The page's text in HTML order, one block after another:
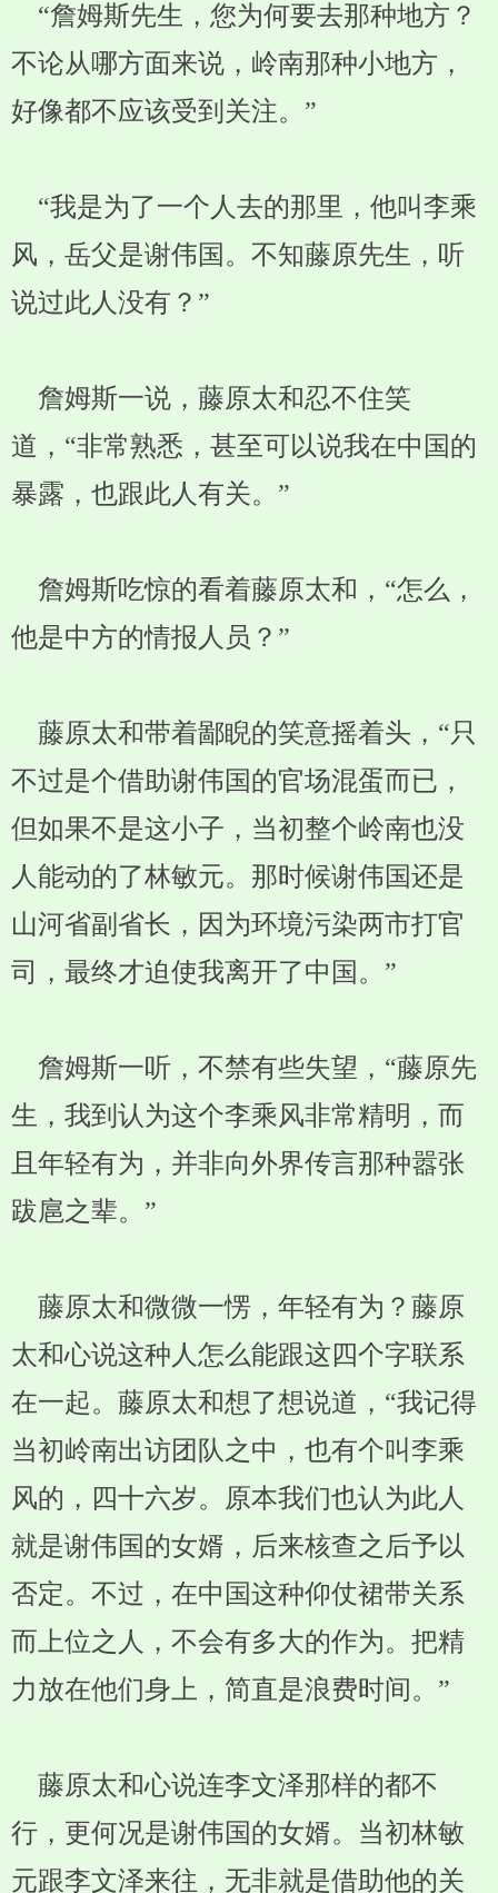
“詹姆斯先生，您为何要去那种地方？
不论从哪方面来说，岭南那种小地方，
好像都不应该受到关注。”
“我是为了一个人去的那里，他叫李乘
风，岳父是谢伟国。不知藤原先生，听
说过此人没有？”
詹姆斯一说，藤原太和忍不住笑
道，“非常熟悉，甚至可以说我在中国的
暴露，也跟此人有关。”
詹姆斯吃惊的看着藤原太和，“怎么，
他是中方的情报人员？”
藤原太和带着鄙睨的笑意摇着头，“只
不过是个借助谢伟国的官场混蛋而已，
但如果不是这小子，当初整个岭南也没
人能动的了林敏元。那时候谢伟国还是
山河省副省长，因为环境污染两市打官
司，最终才迫使我离开了中国。”
詹姆斯一听，不禁有些失望，“藤原先
生，我到认为这个李乘风非常精明，而
且年轻有为，并非向外界传言那种嚣张
跋扈之辈。”
藤原太和微微一愣，年轻有为？藤原
太和心说这种人怎么能跟这四个字联系
在一起。藤原太和想了想说道，“我记得
当初岭南出访团队之中，也有个叫李乘
风的，四十六岁。原本我们也认为此人
就是谢伟国的女婿，后来核查之后予以
否定。不过，在中国这种仰仗裙带关系
而上位之人，不会有多大的作为。把精
力放在他们身上，简直是浪费时间。”
藤原太和心说连李文泽那样的都不
行，更何况是谢伟国的女婿。当初林敏
元跟李文泽来往，无非就是借助他的关